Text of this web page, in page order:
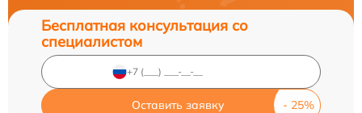
Бесплатная консультация со
специалистом
Оставить заявку